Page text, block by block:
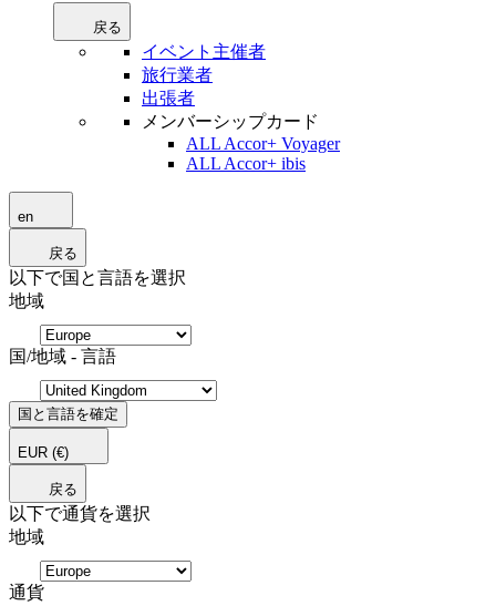
戻る
イベント主催者
旅行業者
出張者
メンバーシップカード
ALL Accor+ Voyager
ALL Accor+ ibis
en
戻る
以下で国と言語を選択
地域
国/地域 - 言語
国と言語を確定
EUR (€)
戻る
以下で通貨を選択
地域
通貨